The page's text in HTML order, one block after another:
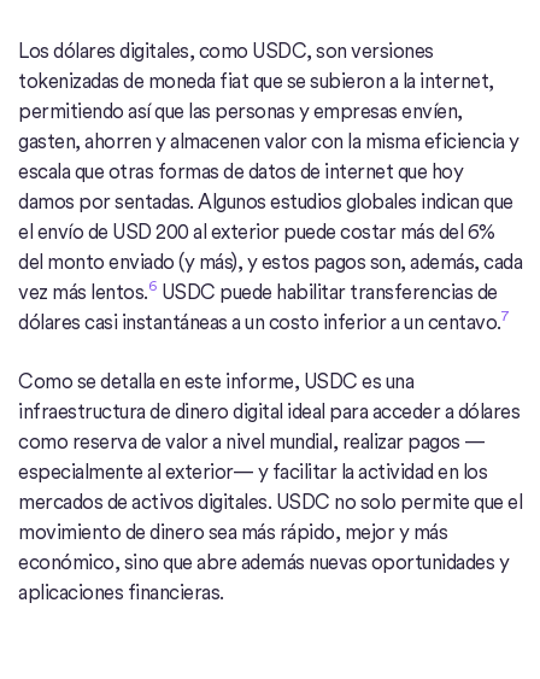
Los dólares digitales, como USDC, son versiones
tokenizadas de moneda fiat que se subieron a la internet,
permitiendo así que las personas y empresas envíen,
gasten, ahorren y almacenen valor con la misma eficiencia y
escala que otras formas de datos de internet que hoy
damos por sentadas. Algunos estudios globales indican que
el envío de USD 200 al exterior puede costar más del 6%
del monto enviado (y más), y estos pagos son, además, cada
vez más lentos.6 USDC puede habilitar transferencias de
dólares casi instantáneas a un costo inferior a un centavo.7
Como se detalla en este informe, USDC es una
infraestructura de dinero digital ideal para acceder a dólares
como reserva de valor a nivel mundial, realizar pagos —
especialmente al exterior— y facilitar la actividad en los
mercados de activos digitales. USDC no solo permite que el
movimiento de dinero sea más rápido, mejor y más
económico, sino que abre además nuevas oportunidades y
aplicaciones financieras.